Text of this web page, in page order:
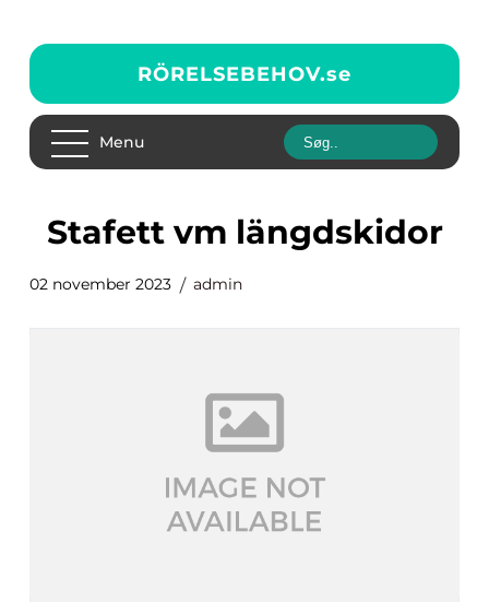
RÖRELSEBEHOV.se
Menu
stafett vm längdskidor
02 november 2023 admin